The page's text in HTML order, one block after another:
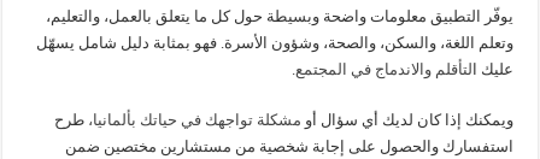
يوفّر التطبيق معلومات واضحة وبسيطة حول كل ما يتعلق بالعمل، والتعليم،
وتعلم اللغة، والسكن، والصحة، وشؤون الأسرة. فهو بمثابة دليل شامل يسهّل
عليك ا لتأقلم والاندماج في المجتمع.
ويمكنك إذا كان لديك أي سؤال أو مشكلة تواجهك في حياتك بألمانيا،طرح
استفسارك والحصول على إجابة شخصية من مستشارين مختصين ضمن